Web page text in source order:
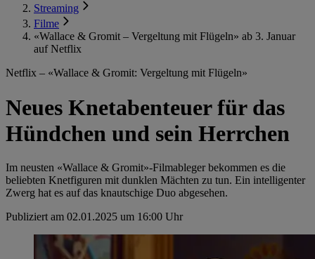
Streaming
Filme
«Wallace & Gromit – Vergeltung mit Flügeln» ab 3. Januar
auf Netflix
Netflix – «Wallace & Gromit: Vergeltung mit Flügeln»
Neues Knetabenteuer für das
Hündchen und sein Herrchen
Im neusten «Wallace & Gromit»-Filmableger bekommen es die
beliebten Knetfiguren mit dunklen Mächten zu tun. Ein intelligenter
Zwerg hat es auf das knautschige Duo abgesehen.
Publiziert am 02.01.2025 um 16:00 Uhr